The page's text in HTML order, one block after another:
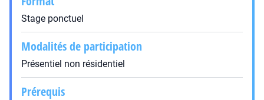
Stage ponctuel
Modalités de participation
Présentiel non résidentiel
Prérequis